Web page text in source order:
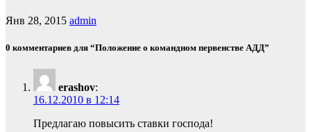
Янв 28, 2015 admin
0 комментариев для “Положение о командном первенстве АДД”
erashov:
16.12.2010 в 12:14
Предлагаю повысить ставки господа!